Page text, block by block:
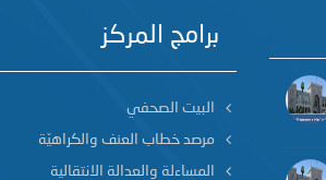
برامج المركز
البيت الصحفي
مرصد خطاب العنف والكراهيّة
المساءلة والعدالة الانتقالية